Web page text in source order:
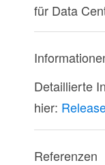
für Data
Detaillierte
hier:
Referenzen